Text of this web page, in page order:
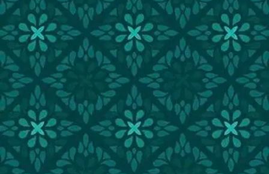
Scotland Yardin ensimmäinen naisetsivä, virallisesti poliisipäällikön
apulainen Leslie Maughan esitti ratkaisevaa osaa mutkikkaan petos-
ja murhajutun selvittämisessä. Tarinasta kehittyy monipolvinen juttu,
jossa on harhautuksia, salaperäisiä aasialaisia, yllätyksiä ja peitettyjä
henkilöllisyyksiä. Edgar Wallace (1875-1932) oli englantilainen
kirjailija ja toimittaja, joka kirjoitti toistasataa kirjaa, joista on tehty
lukuisia elokuvia vielä hänen kuolemansa jälkeenkin.
Ominaisuudet